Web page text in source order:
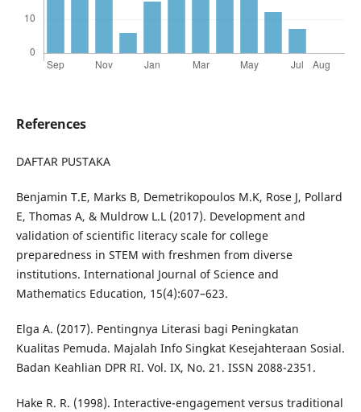
References
DAFTAR PUSTAKA
Benjamin T.E, Marks B, Demetrikopoulos M.K, Rose J, Pollard
E, Thomas A, & Muldrow L.L (2017). Development and
validation of scientific literacy scale for college
preparedness in STEM with freshmen from diverse
institutions. International Journal of Science and
Mathematics Education, 15(4):607–623.
Elga A. (2017). Pentingnya Literasi bagi Peningkatan
Kualitas Pemuda. Majalah Info Singkat Kesejahteraan Sosial.
Badan Keahlian DPR RI. Vol. IX, No. 21. ISSN 2088-2351.
Hake R. R. (1998). Interactive-engagement versus traditional